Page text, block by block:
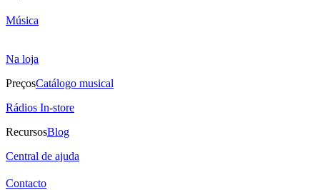
Música
Na loja
PreçosCatálogo musical
Rádios In-store
RecursosBlog
Central de ajuda
Contacto